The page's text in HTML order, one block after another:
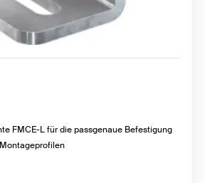
FMCE-L für die passgenaue Befestigung